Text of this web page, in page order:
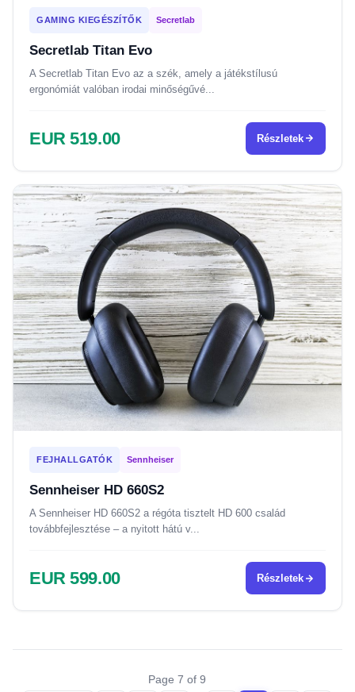
GAMING KIEGÉSZÍTŐK Secretlab
Secretlab Titan Evo
A Secretlab Titan Evo az a szék, amely a játékstílusú
ergonómiát valóban irodai minőségűvé...
EUR 519.00 Részletek
FEJHALLGATÓK Sennheiser
Sennheiser HD 660S2
A Sennheiser HD 660S2 a régóta tisztelt HD 600 család
továbbfejlesztése – a nyitott hátú v...
EUR 599.00 Részletek
Page 7 of 9